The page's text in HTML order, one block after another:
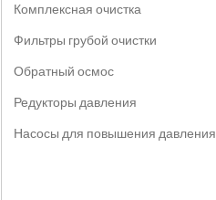
Комплексная очистка
Фильтры грубой очистки
Обратный осмос
Редукторы давления
Насосы для повышения давления